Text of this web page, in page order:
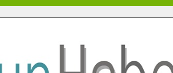
Başkan Cüce’ye Veda Ziyareti.